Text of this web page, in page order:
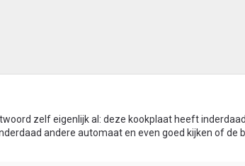
zelf eigenlijk al: deze kookplaat heeft
andere automaat en even goed kijken of de